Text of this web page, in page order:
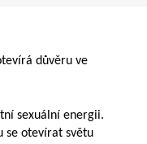
důvěru ve
sexuální energii.
se otevírat světu